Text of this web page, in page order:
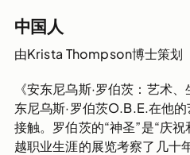
中国人
由Krista Thompson博士策划
《安东尼乌斯·罗伯茨：艺术
东尼乌斯·罗伯茨O.B.E.在他
接触。罗伯茨的“神圣”是“庆
越职业生涯的展览考察了几十